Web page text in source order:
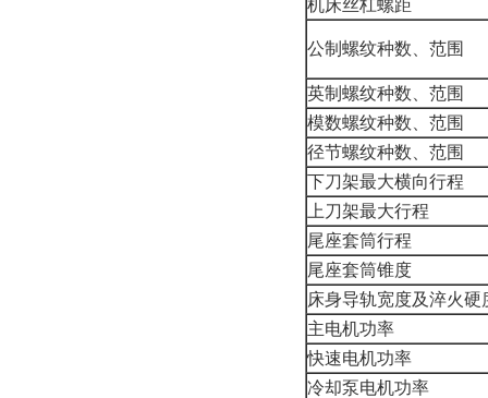
机床丝杠螺距
公制螺纹种数、范围
英制螺纹种数、范围
模数螺纹种数、范围
径节螺纹种数、范围
下刀架最大横向行程
上刀架最大行程
尾座套筒行程
尾座套筒锥度
床身导轨宽度及淬火硬
主电机功率
快速电机功率
冷却泵电机功率